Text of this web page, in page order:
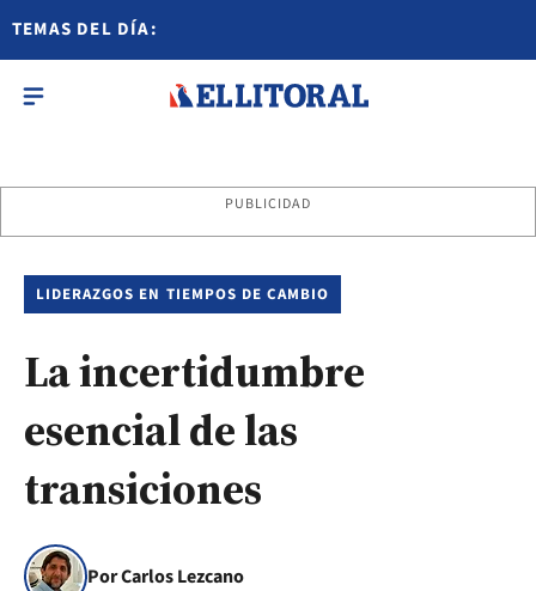
TEMAS DEL DÍA:
PUBLICIDAD
LIDERAZGOS EN TIEMPOS DE CAMBIO
La incertidumbre
esencial de las
transiciones
Por Carlos Lezcano